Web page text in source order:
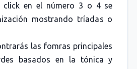
click en el número 3 o 4 se
mostrando tríadas o
las fomras principales
basados en la tónica y